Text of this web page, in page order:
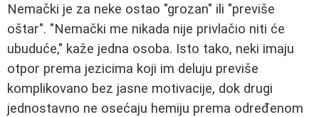
Nemački je za neke ostao "grozan" ili "previše
oštar". "Nemački me nikada nije privlačio niti će
ubuduće," kaže jedna osoba. Isto tako, neki imaju
otpor prema jezicima koji im deluju previše
komplikovano bez jasne motivacije, dok drugi
jednostavno ne osećaju hemiju prema određenom